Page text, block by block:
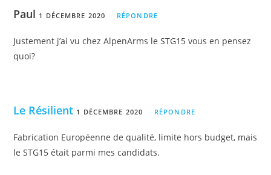
Paul 1 DÉCEMBRE 2020 RÉPONDRE
Justement j’ai vu chez AlpenArms le STG15 vous en pensez
quoi?
Le Résilient 1 DÉCEMBRE 2020 RÉPONDRE
Fabrication Européenne de qualité, limite hors budget, mais
le STG15 était parmi mes candidats.